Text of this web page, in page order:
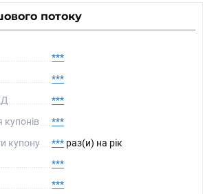
потоку
***
***
***
купонів
***
купону
*** раз(и) на рік
***
***